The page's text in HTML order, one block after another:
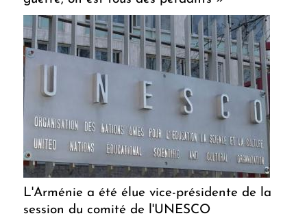
L'Arménie a été élue vice-présidente de la
session du comité de l'UNESCO